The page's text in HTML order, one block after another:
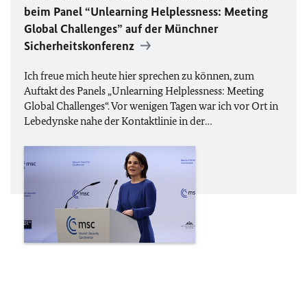
beim Panel“Unlearning Helplessness: Meeting
Global Challenges” auf der Münchner
Sicherheitskonferenz
Ich freue mich heute hier sprechen zu können, zum
Auftakt des Panels „Unlearning Helplessness: Meeting
Global Challenges“. Vor wenigen Tagen war ich vor Ort in
Lebedynske nahe der Kontaktlinie in der…